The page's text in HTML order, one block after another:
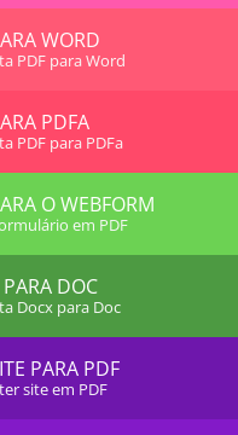
WORD
PDF para Word
PDFA
PDF para PDFa
O WEBFORM
em PDF
DOC
Docx para Doc
PARA PDF
site em PDF